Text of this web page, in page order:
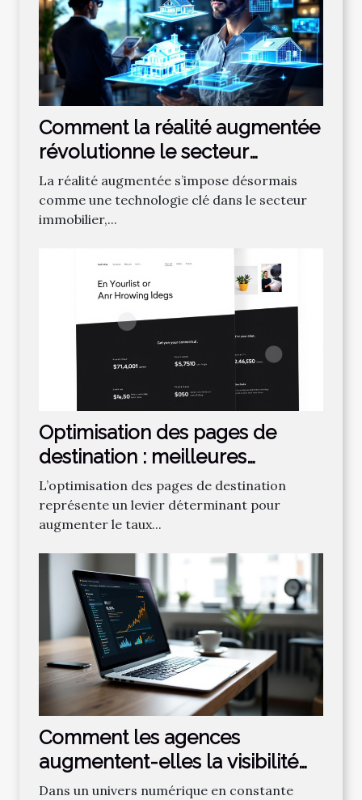
Comment la réalité augmentée
révolutionne le secteur
immobilier ?
La réalité augmentée s’impose désormais
comme une technologie clé dans le secteur
immobilier,...
Optimisation des pages de
destination : meilleures
pratiques
L’optimisation des pages de destination
représente un levier déterminant pour
augmenter le taux...
Comment les agences
augmentent-elles la visibilité
en ligne grâce au SEO ?
Dans un univers numérique en constante